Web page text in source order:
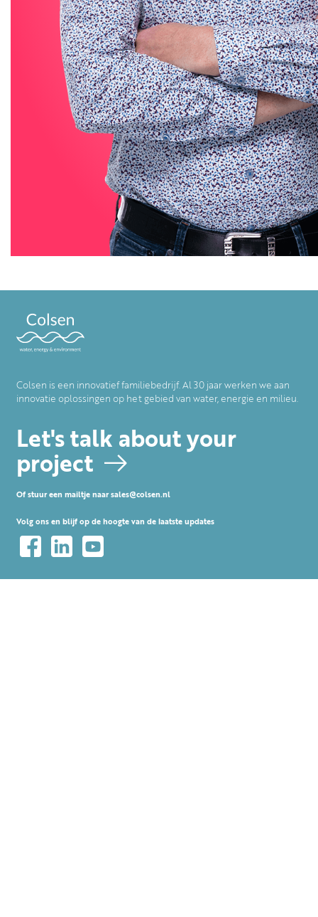
Colsen is een innovatief familiebedrijf. Al 30 jaar werken we aan
innovatie oplossingen op het gebied van water, energie en milieu.
Let's talk about your
project
Of stuur een mailtje naarsales@colsen.nl
Volg ons en blijf op de hoogte van de laatste updates